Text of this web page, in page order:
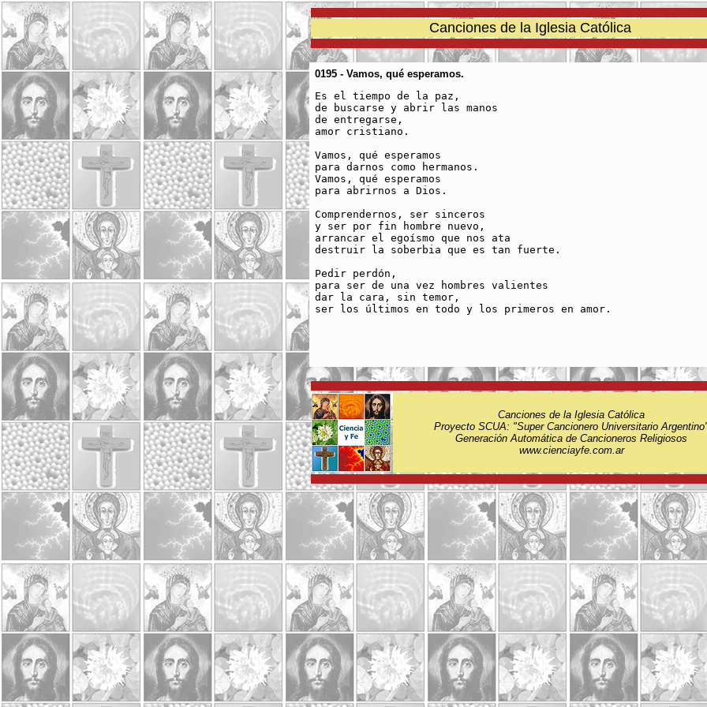
Canciones de la Iglesia Católica
0195 - Vamos, qué esperamos.
Es el tiempo de la paz,
de buscarse y abrir las manos
de entregarse,
amor cristiano.
Vamos, qué esperamos
para darnos como hermanos.
Vamos, qué esperamos
para abrirnos a Dios.
Comprendernos, ser sinceros
y ser por fin hombre nuevo,
arrancar el egoísmo que nos ata
destruir la soberbia que es tan fuerte.
Pedir perdón,
para ser de una vez hombres valientes
dar la cara, sin temor,
ser los últimos en todo y los primeros en amor.
Canciones de la Iglesia Católica
Proyecto SCUA: "Super Cancionero Universitario
Generación Automática de Cancioneros Religiosos
www.cienciayfe.com.ar